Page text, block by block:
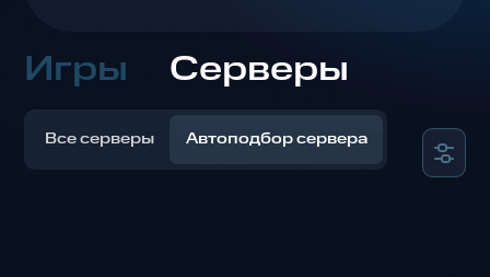
Игры Серверы
Все серверы Автоподбор сервера